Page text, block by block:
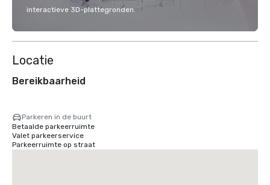
interactieve 3D-plattegronden.
Locatie
Bereikbaarheid
Parkeren in de buurt
Betaalde parkeerruimte
Valet parkeerservice
Parkeerruimte op straat